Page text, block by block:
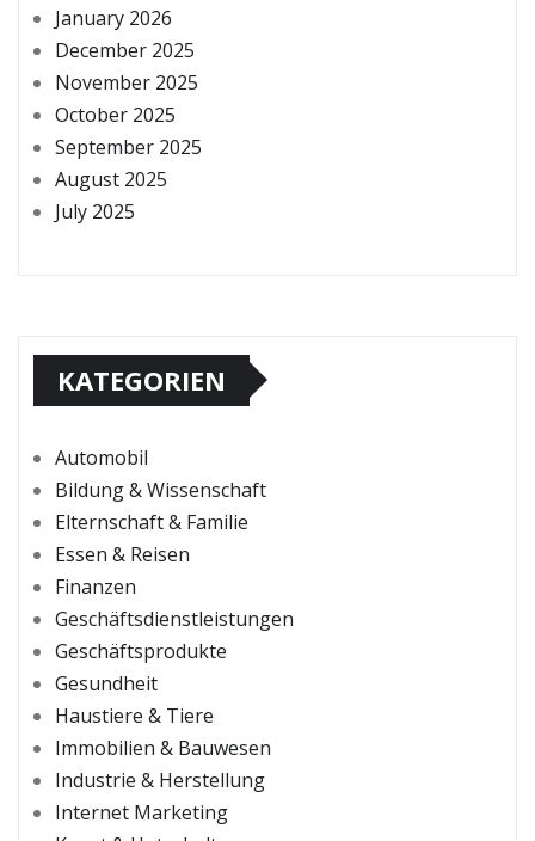
January 2026
December 2025
November 2025
October 2025
September 2025
August 2025
July 2025
KATEGORIEN
Automobil
Bildung & Wissenschaft
Elternschaft & Familie
Essen & Reisen
Finanzen
Geschäftsdienstleistungen
Geschäftsprodukte
Gesundheit
Haustiere & Tiere
Immobilien & Bauwesen
Industrie & Herstellung
Internet Marketing